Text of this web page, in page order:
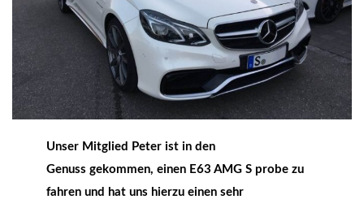
Unser Mitglied Peter ist in den
Genuss gekommen, einen E63 AMG S probe zu
fahren und hat uns hierzu einen sehr